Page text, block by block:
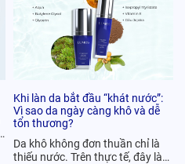
Khi làn da bắt đầu “khát nước”:
Vì sao da ngày càng khô và dễ
tổn thương?
Da khô không đơn thuần chỉ là
thiếu nước. Trên thực tế, đây là